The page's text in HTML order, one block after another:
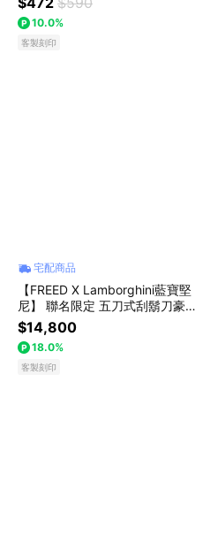
物 巨蟹座 禮物獨家 新品上市 送
給男生 真皮皮夾 男友禮物 獅子
座
10.0%
客製刻印
宅配商品
【FREED X Lamborghini藍寶堅
尼】 聯名限定 五刀式刮鬍刀豪
華禮盒四件組 生日禮物 送禮推
薦 男生禮物 現貨禮物獨家 新品
上市 送給男生 男友禮物 巨蟹座
$14,800
18.0%
客製刻印